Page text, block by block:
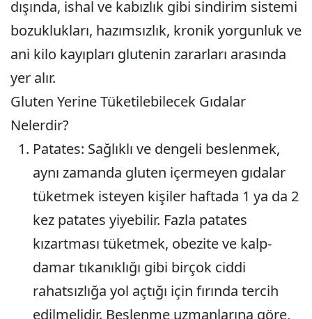
dışında, ishal ve kabızlık gibi sindirim sistemi
bozuklukları, hazımsızlık, kronik yorgunluk ve
ani kilo kayıpları glutenin zararları arasında
yer alır.
Gluten Yerine Tüketilebilecek Gıdalar
Nelerdir?
Patates: Sağlıklı ve dengeli beslenmek,
aynı zamanda gluten içermeyen gıdalar
tüketmek isteyen kişiler haftada 1 ya da 2
kez patates yiyebilir. Fazla patates
kızartması tüketmek, obezite ve kalp-
damar tıkanıklığı gibi birçok ciddi
rahatsızlığa yol açtığı için fırında tercih
edilmelidir. Beslenme uzmanlarına göre,